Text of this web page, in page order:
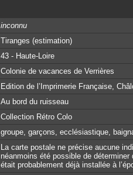
inconnu
Tiranges (estimation)
43 - Haute-Loire
Colonie de vacances de Verrières
Edition de l’Imprimerie Française,
Au bord du ruisseau
Collection Rétro Colo
groupe, garçons, ecclésiastique,
La carte postale ne précise aucune
néanmoins été possible de déterminer
était probablement déjà installée à